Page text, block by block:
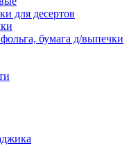
для десертов
бумага д/выпечки